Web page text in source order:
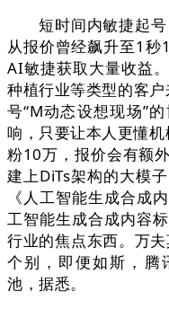
短时间内敏捷起号
从报价曾经飙升至1秒
AI敏捷获取大量收益
种植行业等类型的客
号“M动态设想现场”
响，只要让本人更懂
粉10万，报价会有额
建上DiTs架构的大模
《人工智能生成合成
工智能生成合成内容
行业的焦点东西。万
个别，即便如斯，腾
池，据悉。